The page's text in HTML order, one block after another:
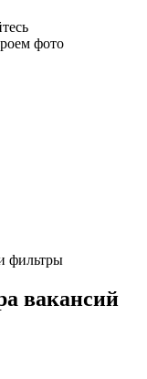
фото
фильтры
вакансий